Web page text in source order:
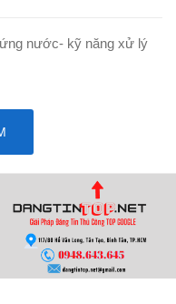
nước- kỹ năng xử lý